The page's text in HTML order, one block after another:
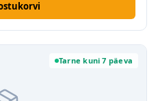
Tarne kuni 7 päeva